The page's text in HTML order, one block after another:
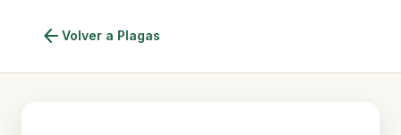
arrow_back Volver a Plagas